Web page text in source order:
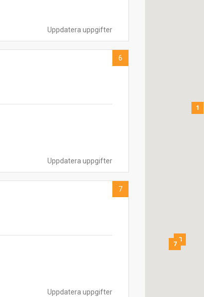
Uppdatera uppgifter
Uppdatera uppgifter
6
Uppdatera uppgifter
7
1
7
8